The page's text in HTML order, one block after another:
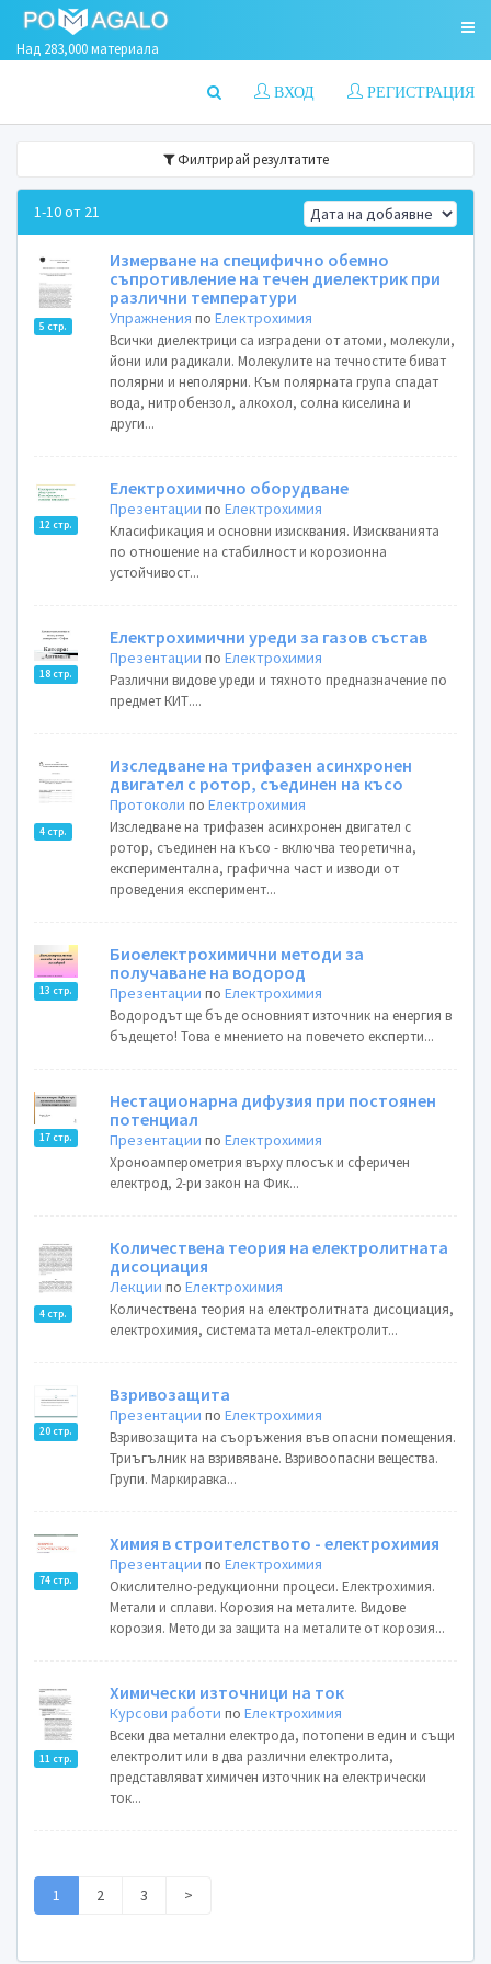
Над 283,000 материала
РЕГИСТРАЦИЯ
ВХОД
Филтрирай резултатите
1-10 от 21
5 стр.
Измерване на специфично обемно
съпротивление на течен диелектрик при
различни температури
Упражнения поЕлектрохимия
Всички диелектрици са изградени от атоми, молекули,
йони или радикали. Молекулите на течностите биват
полярни и неполярни. Към полярната група спадат
вода, нитробензол, алкохол, солна киселина и
други...
12 стр.
Електрохимично оборудване
Презентации поЕлектрохимия
Класификация и основни изисквания. Изискванията
по отношение на стабилност и корозионна
устойчивост...
18 стр.
Електрохимични уреди за газов състав
Презентации поЕлектрохимия
Различни видове уреди и тяхното предназначение по
предмет КИТ....
4 стр.
Изследване на трифазен асинхронен
двигател с ротор, съединен на късо
Протоколи поЕлектрохимия
Изследване на трифазен асинхронен двигател с
ротор, съединен на късо - включва теоретична,
експериментална, графична част и изводи от
проведения експеримент...
13 стр.
Биоелектрохимични методи за
получаване на водород
Презентации поЕлектрохимия
Водородът ще бъде основният източник на енергия в
бъдещето! Това е мнението на повечето експерти...
17 стр.
Нестационарна дифузия при постоянен
потенциал
Презентации поЕлектрохимия
Хроноамперометрия върху плосък и сферичен
електрод, 2-ри закон на Фик...
4 стр.
Количествена теория на електролитната
дисоциация
Лекции поЕлектрохимия
Количествена теория на електролитната дисоциация,
електрохимия, системата метал-електролит...
20 стр.
Взривозащита
Презентации поЕлектрохимия
Взривозащита на съоръжения във опасни помещения.
Триъгълник на взривяване. Взривоопасни вещества.
Групи. Маркиравка...
74 стр.
Химия в строителството - електрохимия
Презентации поЕлектрохимия
Окислително-редукционни процеси. Електрохимия.
Метали и сплави. Корозия на металите. Видове
корозия. Методи за защита на металите от корозия...
11 стр.
Химически източници на ток
Курсови работи поЕлектрохимия
Всеки два метални електрода, потопени в един и същи
електролит или в два различни електролита,
представляват химичен източник на електрически
ток...
1 2 3 >